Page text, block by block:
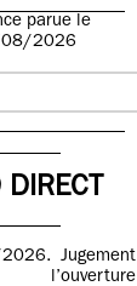
parue le
2026
Jugement
l’ouverture